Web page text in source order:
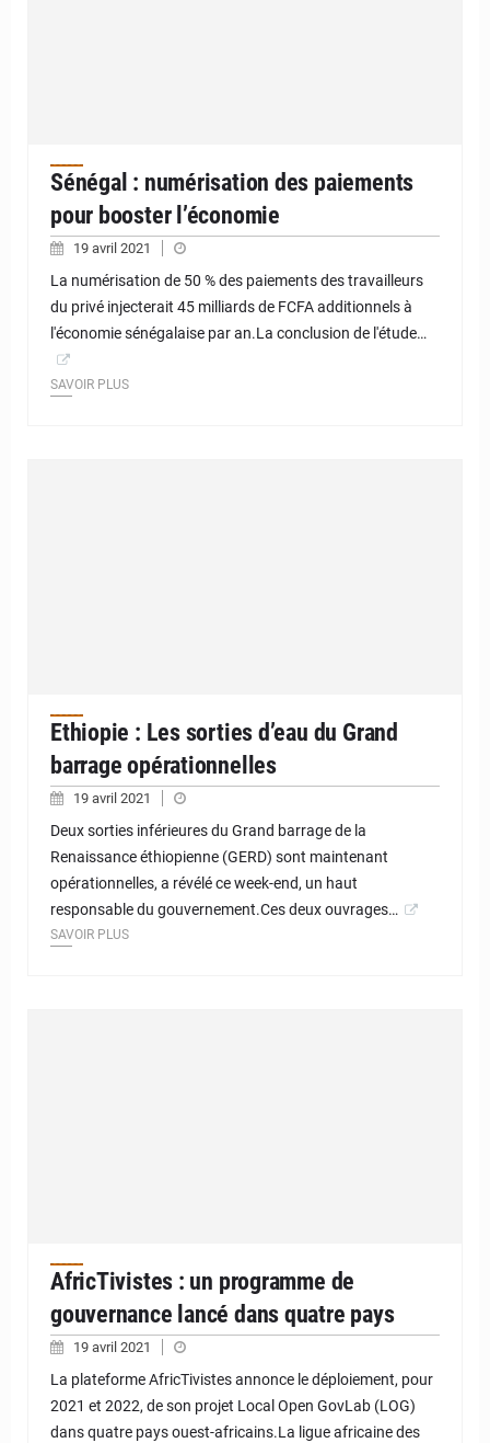
Sénégal : numérisation des paiements
pour booster l’économie
19 avril 2021
La numérisation de 50 % des paiements des travailleurs
du privé injecterait 45 milliards de FCFA additionnels à
l'économie sénégalaise par an.La conclusion de l'étude…
SAVOIR PLUS
Ethiopie : Les sorties d’eau du Grand
barrage opérationnelles
19 avril 2021
Deux sorties inférieures du Grand barrage de la
Renaissance éthiopienne (GERD) sont maintenant
opérationnelles, a révélé ce week-end, un haut
responsable du gouvernement.Ces deux ouvrages…
SAVOIR PLUS
AfricTivistes : un programme de
gouvernance lancé dans quatre pays
19 avril 2021
La plateforme AfricTivistes annonce le déploiement, pour
2021 et 2022, de son projet Local Open GovLab (LOG)
dans quatre pays ouest-africains.La ligue africaine des